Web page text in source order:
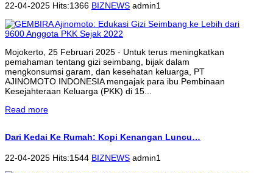
22-04-2025 Hits:1366 BIZNEWS admin1
Mojokerto, 25 Februari 2025 - Untuk terus meningkatkan
pemahaman tentang gizi seimbang, bijak dalam
mengkonsumsi garam, dan kesehatan keluarga, PT
AJINOMOTO INDONESIA mengajak para ibu Pembinaan
Kesejahteraan Keluarga (PKK) di 15...
Read more
Dari Kedai Ke Rumah: Kopi Kenangan Luncu…
22-04-2025 Hits:1544 BIZNEWS admin1